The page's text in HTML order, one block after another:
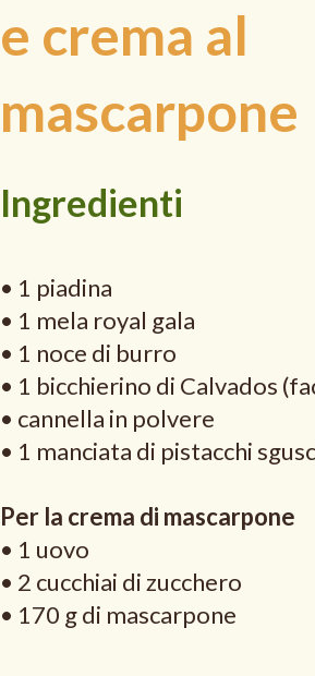
e crema al
mascarpone
Ingredienti
• 1 piadina
• 1 mela royal gala
• 1 noce di burro
• 1 bicchierino di Calvados
• cannella in polvere
• 1 manciata di pistacchi
Per la crema di mascarpone
• 1 uovo
• 2 cucchiai di zucchero
• 170 g di mascarpone